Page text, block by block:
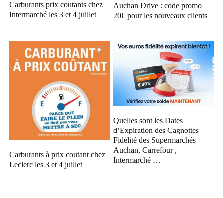
Carburants prix coutants chez
Intermarché les 3 et 4 juillet
Auchan Drive : code promo
20€ pour les nouveaux clients
Carburants à prix coutant chez
Leclerc les 3 et 4 juillet
Quelles sont les Dates
d’Expiration des Cagnottes
Fidélité des Supermarchés
Auchan, Carrefour ,
Intermarché …